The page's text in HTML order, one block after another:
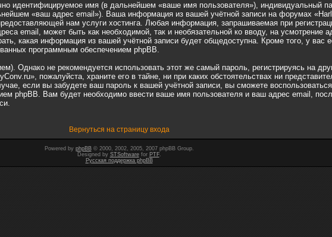
идентифицируемое имя (в дальнейшем «ваше имя пользователя»), индивидуальный
«ваш адрес email»). Ваша информация из вашей учётной записи на форумах
нам услуги хостинга. Любая информация, запрашиваемая при
email, может быть как необходимой, так и необязательной ко вводу, на усмотрение
какая информация из вашей учётной записи будет общедоступна. Кроме того, у вас
программным обеспечением phpBB.
Однако не рекомендуется использовать этот же самый пароль, регистрируясь на
пожалуйста, храните его в тайне, ни при каких обстоятельствах ни
если вы забудете ваш пароль к вашей учётной записи, вы сможете
phpBB. Вам будет необходимо ввести ваше имя пользователя и ваш адрес email,
Вернуться на страницу входа
Powered by phpBB© 2000, 2002, 2005, 2007 phpBB Group.
Designed by STSoftwarefor PTF.
Русская поддержка phpBB